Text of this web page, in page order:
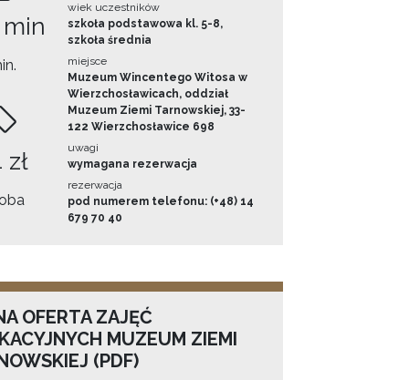
min
zł
wiek uczestników
szkoła podstawowa kl. 5-8,
szkoła średnia
miejsce
Muzeum Wincentego Witosa w
Wierzchosławicach, oddział
Muzeum Ziemi Tarnowskiej, 33-
122 Wierzchosławice 698
uwagi
wymagana rezerwacja
rezerwacja
pod numerem telefonu: (+48) 14
679 70 40
OFERTA ZAJĘĆ
MUZEUM ZIEMI
(PDF)